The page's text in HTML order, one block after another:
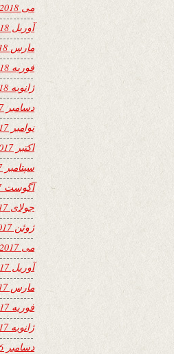
می 2018
آوریل 2018
مارس 2018
فوریه 2018
ژانویه 2018
دسامبر 2017
نوامبر 2017
اکتبر 2017
سپتامبر 2017
آگوست 2017
جولای 2017
ژوئن 2017
می 2017
آوریل 2017
مارس 2017
فوریه 2017
ژانویه 2017
دسامبر 2016